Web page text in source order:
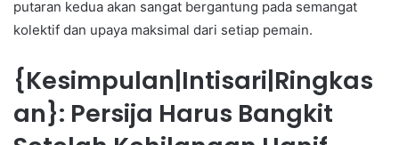
putaran kedua akan sangat bergantung pada semangat
kolektif dan upaya maksimal dari setiap pemain.
{Kesimpulan|Intisari|Ringkas
an}: Persija Harus Bangkit